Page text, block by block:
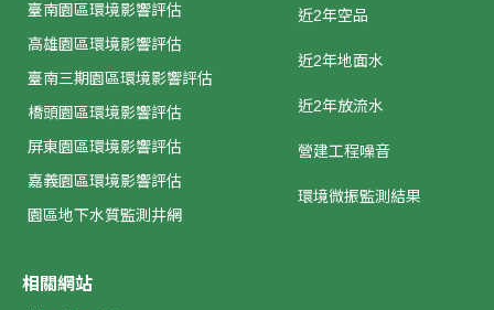
臺南園區環境影響評估
高雄園區環境影響評估
臺南三期園區環境影響評估
橋頭園區環境影響評估
屏東園區環境影響評估
嘉義園區環境影響評估
園區地下水質監測井網
近2年空品
近2年地面水
近2年放流水
營建工程噪音
環境微振監測結果
相關網站